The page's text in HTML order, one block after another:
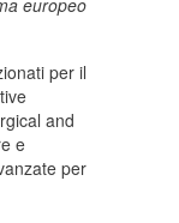
per il
and
e
per